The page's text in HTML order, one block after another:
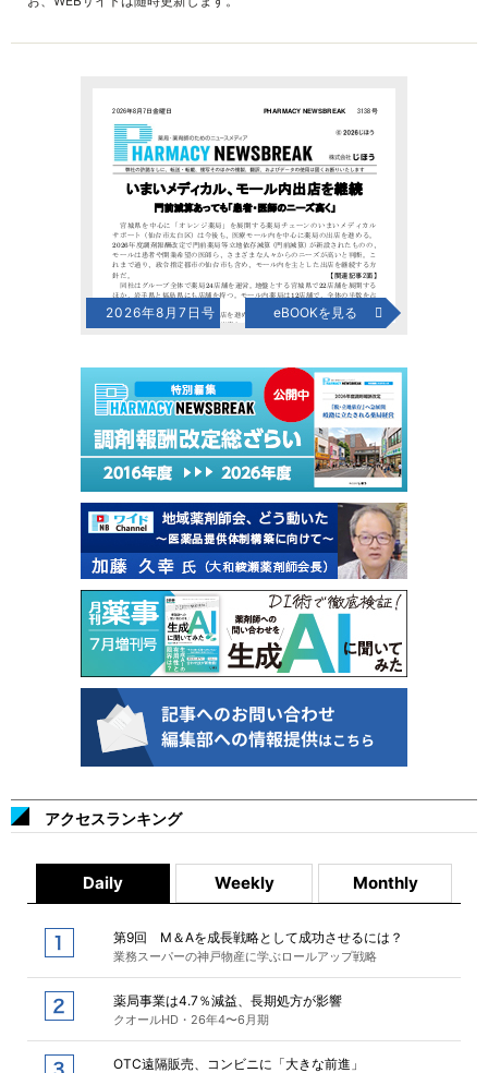
2026年8月7日号 eBOOKを見る
アクセスランキング
Daily Weekly Monthly
第9回 M＆Aを成長戦略として成功させるには？
業務スーパーの神戸物産に学ぶロールアップ戦略
薬局事業は4.7％減益、長期処方が影響
クオールHD・26年4〜6月期
OTC遠隔販売、コンビニに「大きな前進」